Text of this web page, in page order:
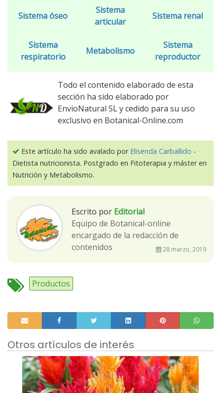
Sistema óseo
Sistema
articular
Sistema renal
Sistema
respiratorio
Metabolismo
Sistema
reproductor
Todo el contenido elaborado de esta
sección ha sido elaborado por
EnvioNatural SL y cedido para su uso
exclusivo en Botanical-Online.com
Este artículo ha sido avalado por Elisenda Carballido -
Dietista nutricionista. Postgrado en Fitoterapia y máster en
Nutrición y Metabolismo.
Escrito por Editorial
Equipo de Botanical-online
encargado de la redacción de
contenidos
28 marzo, 2019
Productos
Otros artículos de interés